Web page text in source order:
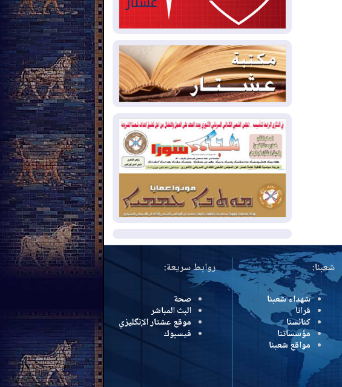
2026-08-02
مشروع "حسابي" يُمهل
الموظفين حتى نهاية أغسطس لاستلام
بطاقاتهم المصرفية
2026-08-02دمشق وعمّان تحذران بغداد:
أي هجوم من أراضي العراق سيواجه برد
2026-08-02ترامب: الولايات المتحدة
وإسرائيل تعلقان شن ضربات على إيران
2026-08-01تقرير: الولايات المتحدة تسحب
منظومة باتريوت الدفاعية من أربيل
2026-08-01
النفط: اتفاقية ثلاثية لاستئناف
التصدير عبر جيهان بطاقة 750 ألف برميل
يومياً
المزيد
شعبنا:
شهداء شعبنا
قرانا
كنائسنا
مؤسساتنا
مواقع شعبنا
روابط سريعة:
صحة
البث المباشر
موقع عشتار الإنگليزي
فيسبوك